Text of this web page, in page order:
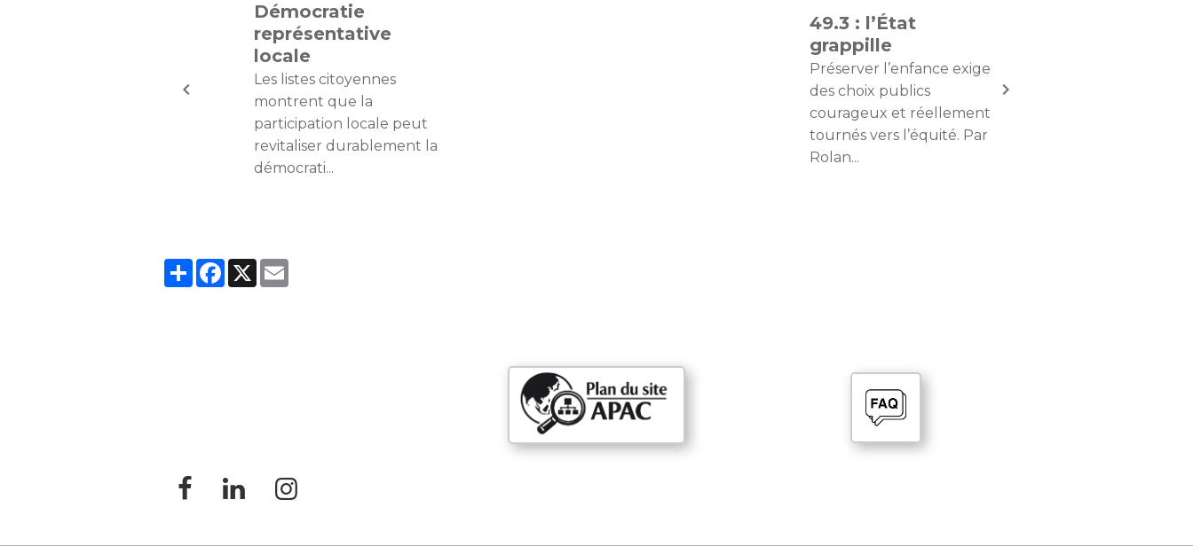
Démocratie
représentative
locale
Les listes citoyennes
montrent que la
participation locale peut
revitaliser durablement la
démocrati...
49.3 : l’État
grappille
Préserver l’enfance exige
des choix publics
courageux et réellement
tournés vers l’équité. Par
Rolan...
Partager
Facebook
X